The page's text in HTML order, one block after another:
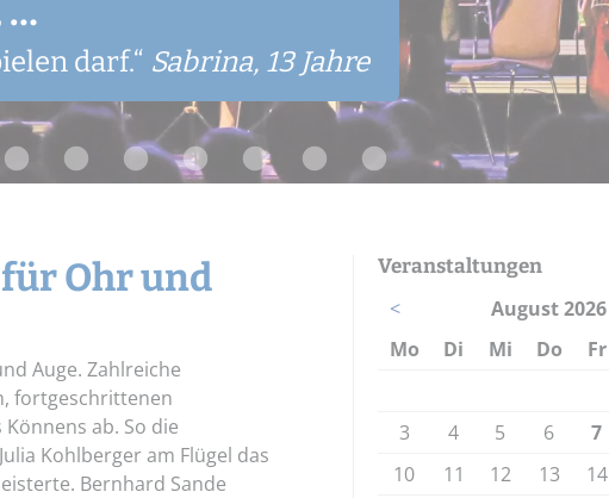
Unterricht
…
so lieb ist.“Lina, 5 Jahre
…
darf.“ Sabrina, 13 Jahre
geschenkt bekommen.“
Steffi
Mir gefällt an der PHM, dass man viele
kann ich mich entspannen und dadurch
Ohr und
Auge. Zahlreiche
fortgeschrittenen
ab. So die
Kohlberger am Flügel das
Bernhard Sande
Veranstaltungen
< August 2026
Mo
Di Mi Do Fr
3
4 5 6 7
10
11 12 13 14